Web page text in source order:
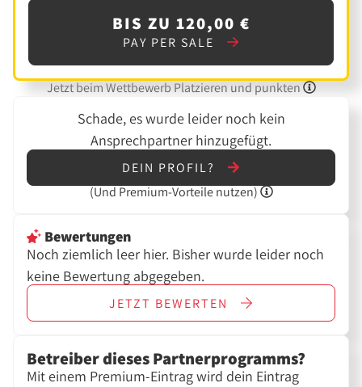
BIS ZU 120,00 €
PAY PER SALE
Jetzt beim Wettbewerb Platzieren und punkten
Schade, es wurde leider noch kein
Ansprechpartner hinzugefügt.
DEIN PROFIL?
(Und Premium-Vorteile nutzen)
Bewertungen
Noch ziemlich leer hier. Bisher wurde leider noch
keine Bewertung abgegeben.
JETZT BEWERTEN
Betreiber dieses Partnerprogramms?
Mit einem Premium-Eintrag wird dein Eintrag